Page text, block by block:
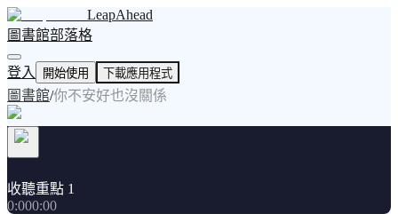
LeapAhead
圖書館部落格
登入 開始使用 下載應用程式
圖書館/你不安好也沒關係
收聽重點 1
0:000:00